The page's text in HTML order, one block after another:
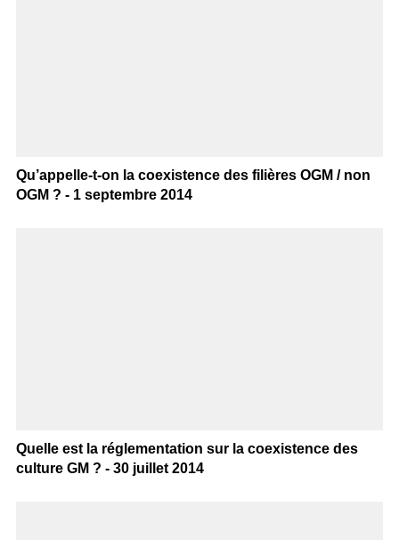
Qu’appelle-t-on la coexistence des filières OGM / non
OGM ? - 1 septembre 2014
Quelle est la réglementation sur la coexistence des
culture GM ? - 30 juillet 2014